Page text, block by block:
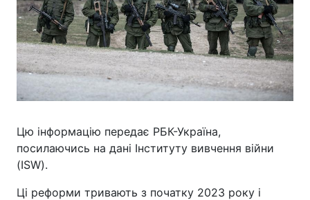
Цю інформацію передає РБК-Україна,
посилаючись на дані Інституту вивчення війни
(ISW).
Ці реформи тривають з початку 2023 року і